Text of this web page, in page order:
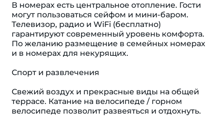
В номерах есть центральное отопление. Гости
могут пользоваться сейфом и мини-баром.
Телевизор, радио и WiFi (бесплатно)
гарантируют современный уровень комфорта.
По желанию размещение в семейных номерах
и в номерах для некурящих.
Спорт и развлечения
Свежий воздух и прекрасные виды на общей
террасе. Катание на велосипеде / горном
велосипеде позволит развеяться и отдохнуть.